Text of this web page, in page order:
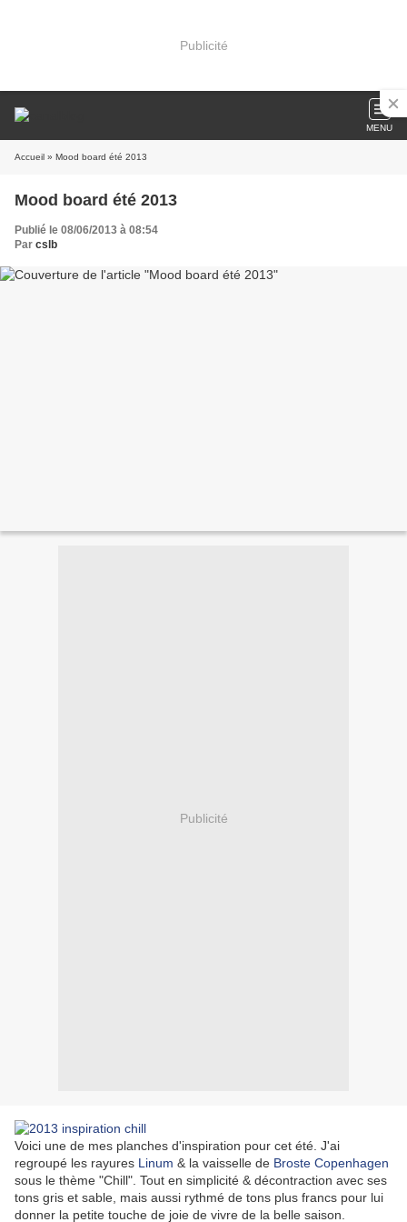
Publicité
MENU
Accueil » Mood board été 2013
Mood board été 2013
Publié le 08/06/2013 à 08:54
Par cslb
Publicité
Voici une de mes planches d'inspiration pour cet été. J'ai
regroupé les rayures Linum & la vaisselle de Broste Copenhagen
sous le thème "Chill". Tout en simplicité & décontraction avec ses
tons gris et sable, mais aussi rythmé de tons plus francs pour lui
donner la petite touche de joie de vivre de la belle saison.